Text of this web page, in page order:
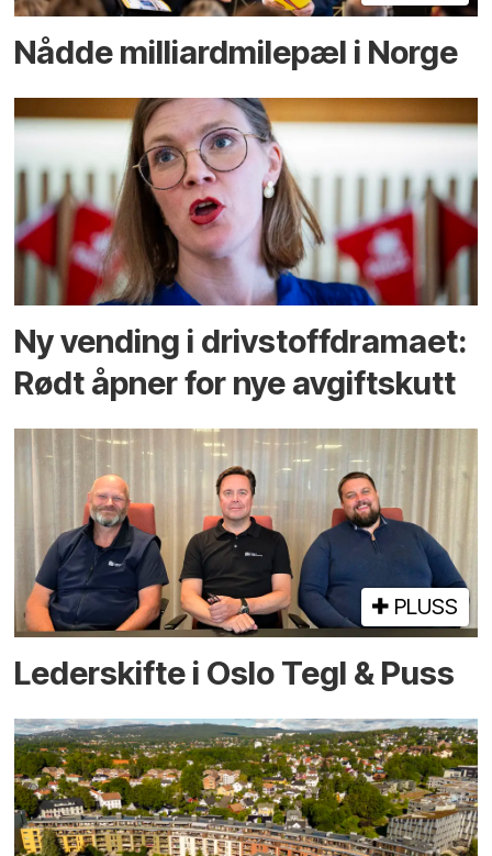
Nådde milliard­­milepæl i Norge
Ny vending i drivstoffdramaet:
Rødt åpner for nye avgiftskutt
PLUSS
Lederskifte i Oslo Tegl & Puss